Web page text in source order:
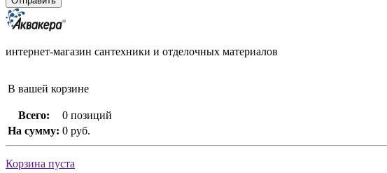
интернет-магазин сантехники и отделочных материалов
В вашей корзине
Всего:
0 позиций
На сумму: 0 руб.
Корзина пуста